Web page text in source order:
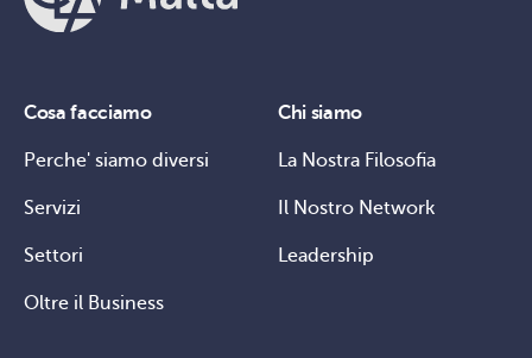
Cosa facciamo
Perche' siamo diversi
Servizi
Settori
Oltre il Business
Chi siamo
La Nostra Filosofia
Il Nostro Network
Leadership